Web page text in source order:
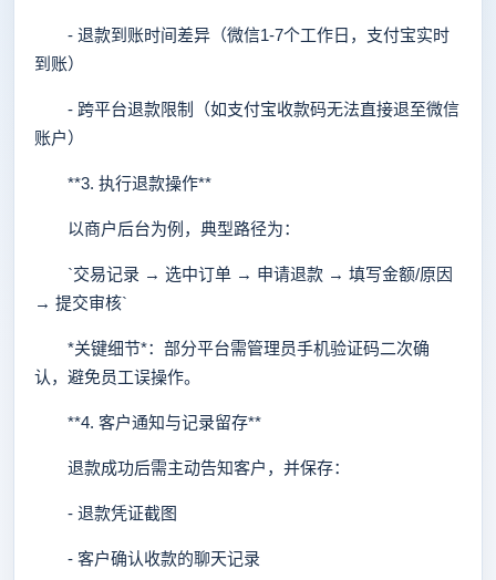
- 退款到账时间差异（微信1-7个工作日，支付宝实时
到账）
- 跨平台退款限制（如支付宝收款码无法直接退至微信
账户）
**3. 执行退款操作**
以商户后台为例，典型路径为：
`交易记录 → 选中订单 → 申请退款 → 填写金额/原因
→ 提交审核`
*关键细节*：部分平台需管理员手机验证码二次确
认，避免员工误操作。
**4. 客户通知与记录留存**
退款成功后需主动告知客户，并保存：
- 退款凭证截图
- 客户确认收款的聊天记录